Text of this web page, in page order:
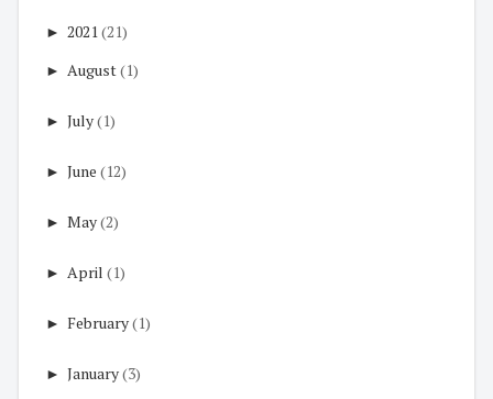
► 2021 (21)
► August(1)
► July(1)
► June (12)
► May(2)
► April (1)
► February(1)
► January(3)